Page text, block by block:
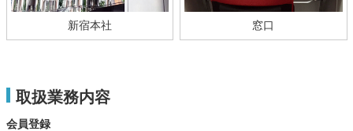
新宿本社 窓口
取扱業務内容
会員登録